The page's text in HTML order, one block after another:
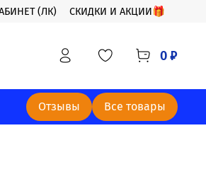
(ЛК) СКИДКИ И АКЦИИ🎁
0 ₽
Отзывы Все товары